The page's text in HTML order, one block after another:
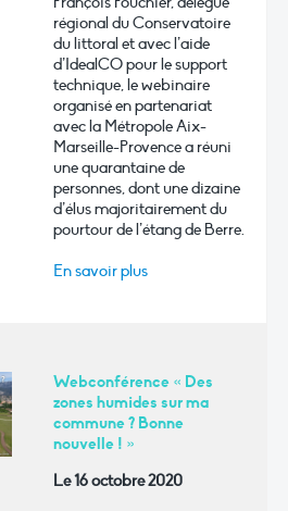
régional du Conservatoire
du littoral et avec l’aide
d’IdealCO pour le support
technique, le webinaire
organisé en partenariat
avec la Métropole Aix-
Marseille-Provence a réuni
une quarantaine de
personnes, dont une dizaine
d’élus majoritairement du
pourtour de l’étang de Berre.
En savoir plus
Webconférence « Des
zones humides sur ma
commune ? Bonne
nouvelle ! »
Le 16 octobre 2020